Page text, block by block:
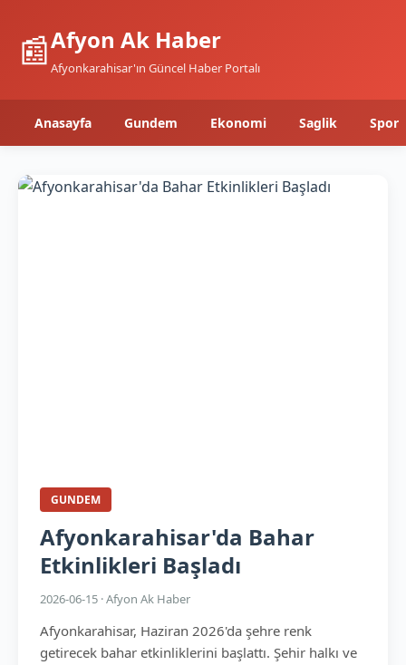
📰Afyon Ak Haber
Afyonkarahisar'ın Güncel Haber Portalı
Anasayfa Gundem Ekonomi Saglik Spor
GUNDEM
Afyonkarahisar'da Bahar
Etkinlikleri Başladı
2026-06-15 · Afyon Ak Haber
Afyonkarahisar, Haziran 2026'da şehre renk
getirecek bahar etkinliklerini başlattı. Şehir halkı ve